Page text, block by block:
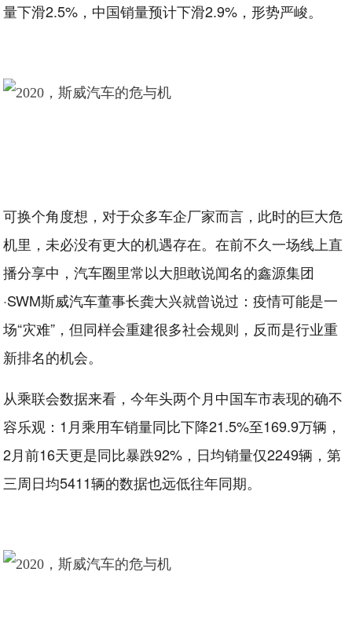
量下滑2.5%，中国销量预计下滑2.9%，形势严峻。
可换个角度想，对于众多车企厂家而言，此时的巨大危
机里，未必没有更大的机遇存在。在前不久一场线上直
播分享中，汽车圈里常以大胆敢说闻名的鑫源集团
·SWM斯威汽车董事长龚大兴就曾说过：疫情可能是一
场“灾难”，但同样会重建很多社会规则，反而是行业重
新排名的机会。
从乘联会数据来看，今年头两个月中国车市表现的确不
容乐观：1月乘用车销量同比下降21.5%至169.9万辆，
2月前16天更是同比暴跌92%，日均销量仅2249辆，第
三周日均5411辆的数据也远低往年同期。